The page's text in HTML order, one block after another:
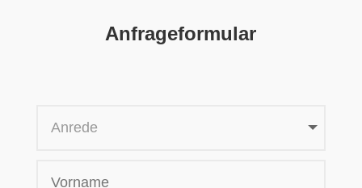
Anfrageformular